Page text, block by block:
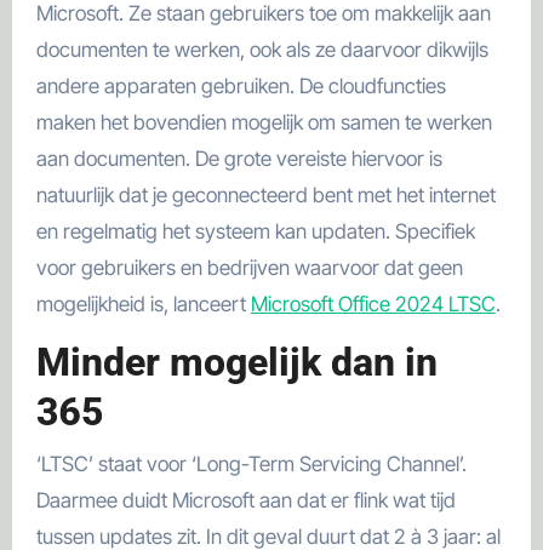
Microsoft. Ze staan gebruikers toe om makkelijk aan
documenten te werken, ook als ze daarvoor dikwijls
andere apparaten gebruiken. De cloudfuncties
maken het bovendien mogelijk om samen te werken
aan documenten. De grote vereiste hiervoor is
natuurlijk dat je geconnecteerd bent met het internet
en regelmatig het systeem kan updaten. Specifiek
voor gebruikers en bedrijven waarvoor dat geen
mogelijkheid is, lanceert Microsoft Office 2024 LTSC.
Minder mogelijk dan in
365
‘LTSC’ staat voor ‘Long-Term Servicing Channel’.
Daarmee duidt Microsoft aan dat er flink wat tijd
tussen updates zit. In dit geval duurt dat 2 à 3 jaar: al